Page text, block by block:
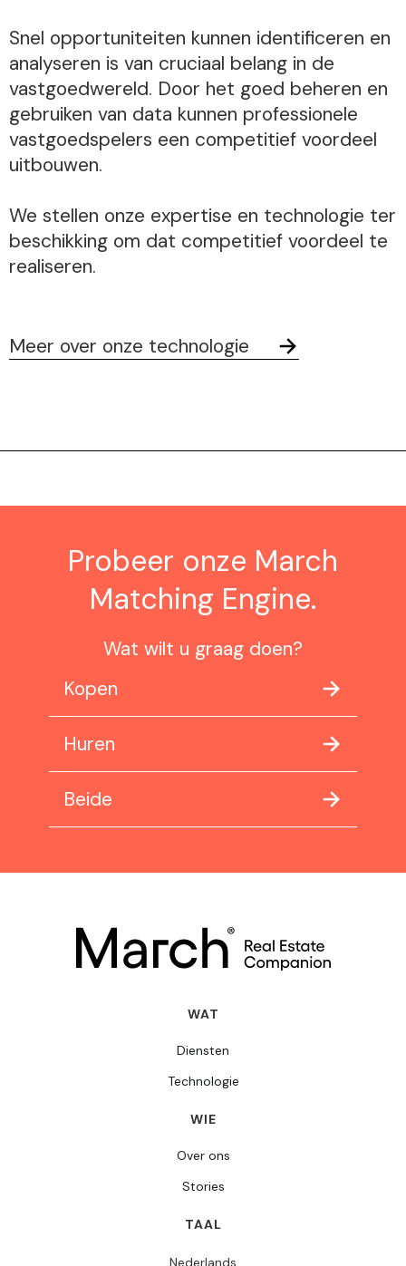
Snel opportuniteiten kunnen identificeren en
analyseren is van cruciaal belang in de
vastgoedwereld. Door het goed beheren en
gebruiken van data kunnen professionele
vastgoedspelers een competitief voordeel
uitbouwen.
We stellen onze expertise en technologie ter
beschikking om dat competitief voordeel te
realiseren.
Meer over onze technologie
Probeer onze March
Matching Engine.
Wat wilt u graag doen?
Kopen
Huren
Beide
WAT
Diensten
Technologie
WIE
Over ons
Stories
TAAL
Nederlands